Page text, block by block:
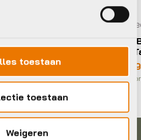
toestaan
toestaan
Weigeren
Op